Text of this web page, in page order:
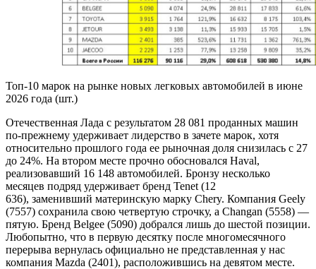
Топ-10 марок на рынке новых легковых автомобилей в июне
2026 года (шт.)
Отечественная Лада с результатом 28 081 проданных машин
по-прежнему удерживает лидерство в зачете марок, хотя
относительно прошлого года ее рыночная доля снизилась с 27
до 24%. На втором месте прочно обосновался Haval,
реализовавший 16 148 автомобилей. Бронзу несколько
месяцев подряд удерживает бренд Tenet (12
636), заменивший материнскую марку Chery. Компания Geely
(7557) сохранила свою четвертую строчку, а Changan (5558) —
пятую. Бренд Belgee (5090) добрался лишь до шестой позиции.
Любопытно, что в первую десятку после многомесячного
перерыва вернулась официально не представленная у нас
компания Mazda (2401), расположившись на девятом месте.